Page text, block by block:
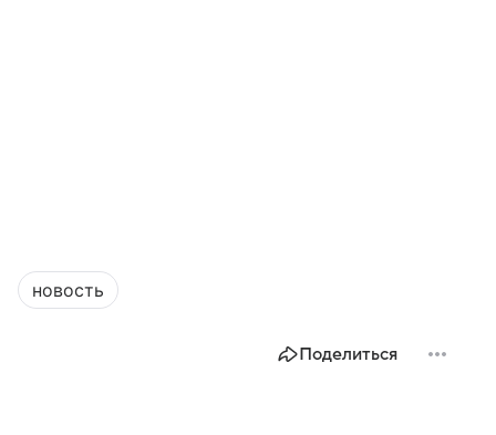
новость
Поделиться